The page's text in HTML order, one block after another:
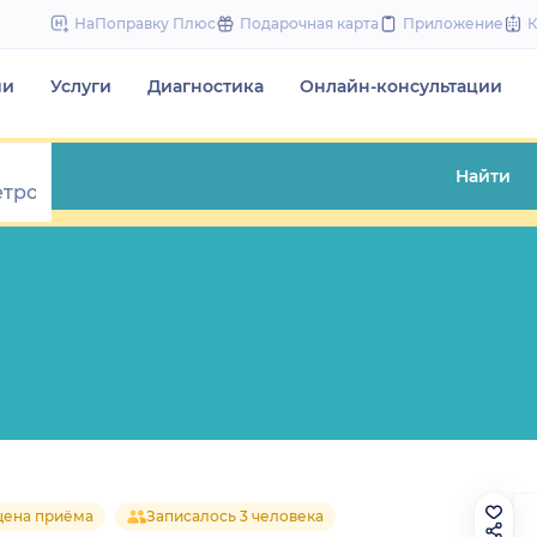
to
НаПоправку Плюс Подарочная карта Приложение
Услуги Диагностика Онлайн-консультации
Найти
приёма Записалось 3 человека